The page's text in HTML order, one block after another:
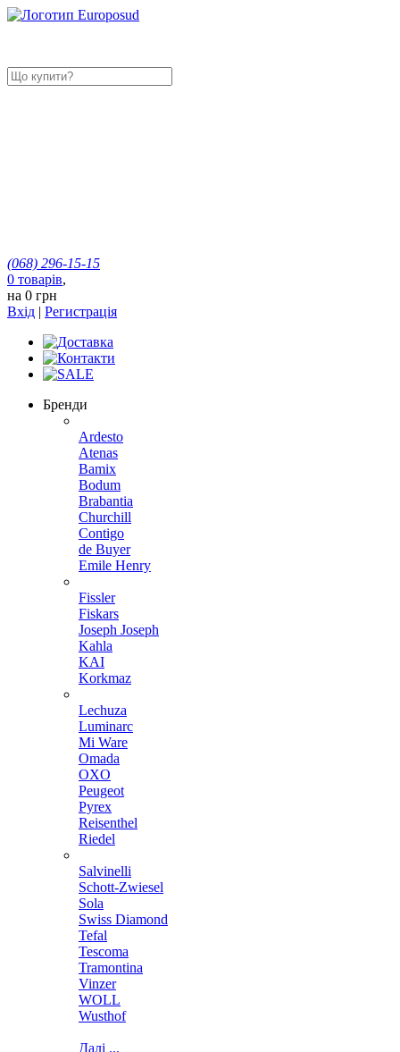
(068) 296-15-15
0 товарів,
на 0 грн
Вхід | Регистрація
Бренди
Ardesto
Atenas
Bamix
Bodum
Brabantia
Churchill
Contigo
de Buyer
Emile Henry
Fissler
Fiskars
Joseph Joseph
Kahla
KAI
Korkmaz
Lechuza
Luminarc
Mi Ware
Omada
OXO
Peugeot
Pyrex
Reisenthel
Riedel
Salvinelli
Schott-Zwiesel
Sola
Swiss Diamond
Tefal
Tescoma
Tramontina
Vinzer
WOLL
Wusthof
Далі ...